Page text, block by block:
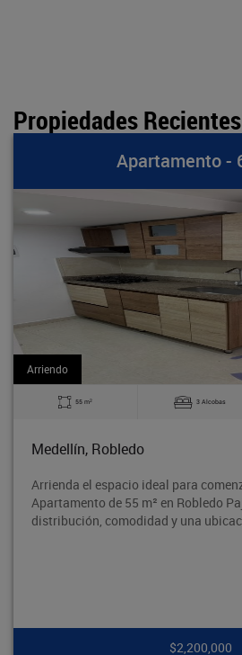
Propiedades Recientes
- 61438
3 Alcobas 2 Baños
para comenzar una nueva etapa.
Robledo Pajarito, con excelente
y una ubicaci